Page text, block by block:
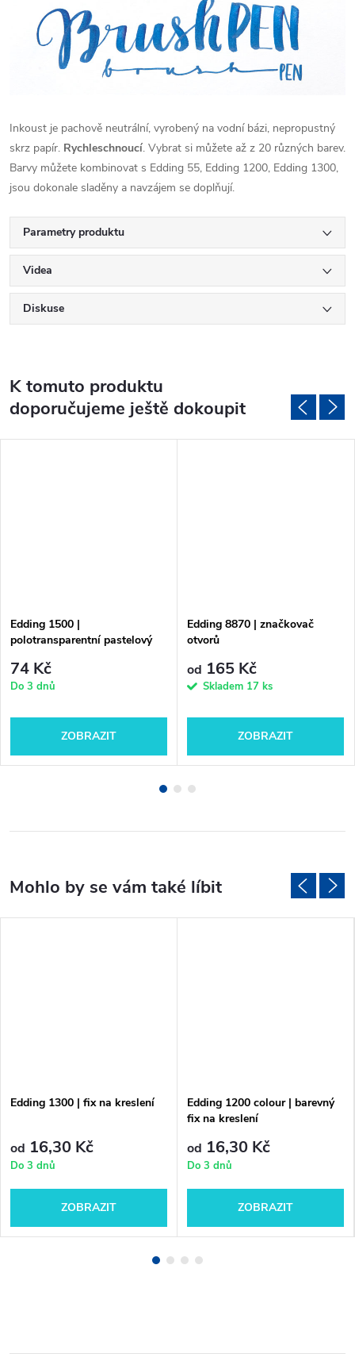
Inkoust je pachově neutrální, vyrobený na vodní bázi, nepropustný
skrz papír. Rychleschnoucí. Vybrat si můžete až z 20 různých barev.
Barvy můžete kombinovat s Edding 55, Edding 1200, Edding 1300,
jsou dokonale sladěny a navzájem se doplňují.
Parametry produktu
Videa
Diskuse
K tomuto produktu
doporučujeme ještě dokoupit
Edding 1500 |
polotransparentní pastelový
74 Kč
Do 3 dnů
ZOBRAZIT
Edding 8870 | značkovač
otvorů
od 165 Kč
Skladem 17 ks
ZOBRAZIT
Edding 1300 | fix na kreslení
od 16,30 Kč
Do 3 dnů
ZOBRAZIT
Edding 1200 colour | barevný
fix na kreslení
od 16,30 Kč
Do 3 dnů
ZOBRAZIT